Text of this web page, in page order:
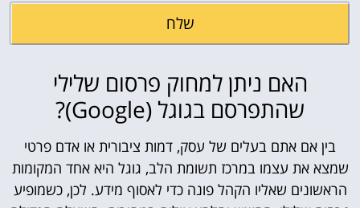
שלח
האם ניתן למחוק פרסום שלילי
שהתפרסם בגוגל (Google)?
בין אם אתם בעלים של עסק, דמות ציבורית או אדם פרטי
שמצא את עצמו במרכז תשומת הלב, גוגל היא אחד המקומות
הראשונים שאליו הקהל פונה כדי לאסוף מידע. לכן, כשמופיע